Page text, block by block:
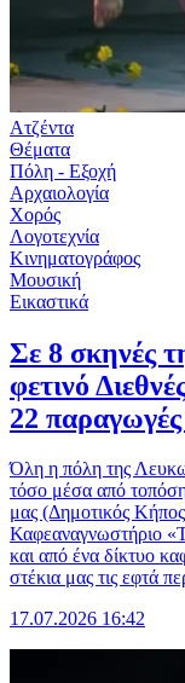
Ατζέντα
Θέματα
Πόλη - Εξοχή
Αρχαιολογία
Χορός
Λογοτεχνία
Κινηματογράφος
Μουσική
Εικαστικά
Σε 8 σκηνές
φετινό
22
Όλη η πόλη της
τόσο μέσα από
μας (Δημοτικός
Καφεαναγνωστήριο
και από ένα δίκτυο
στέκια μας τις εφτά
17.07.2026 16:42